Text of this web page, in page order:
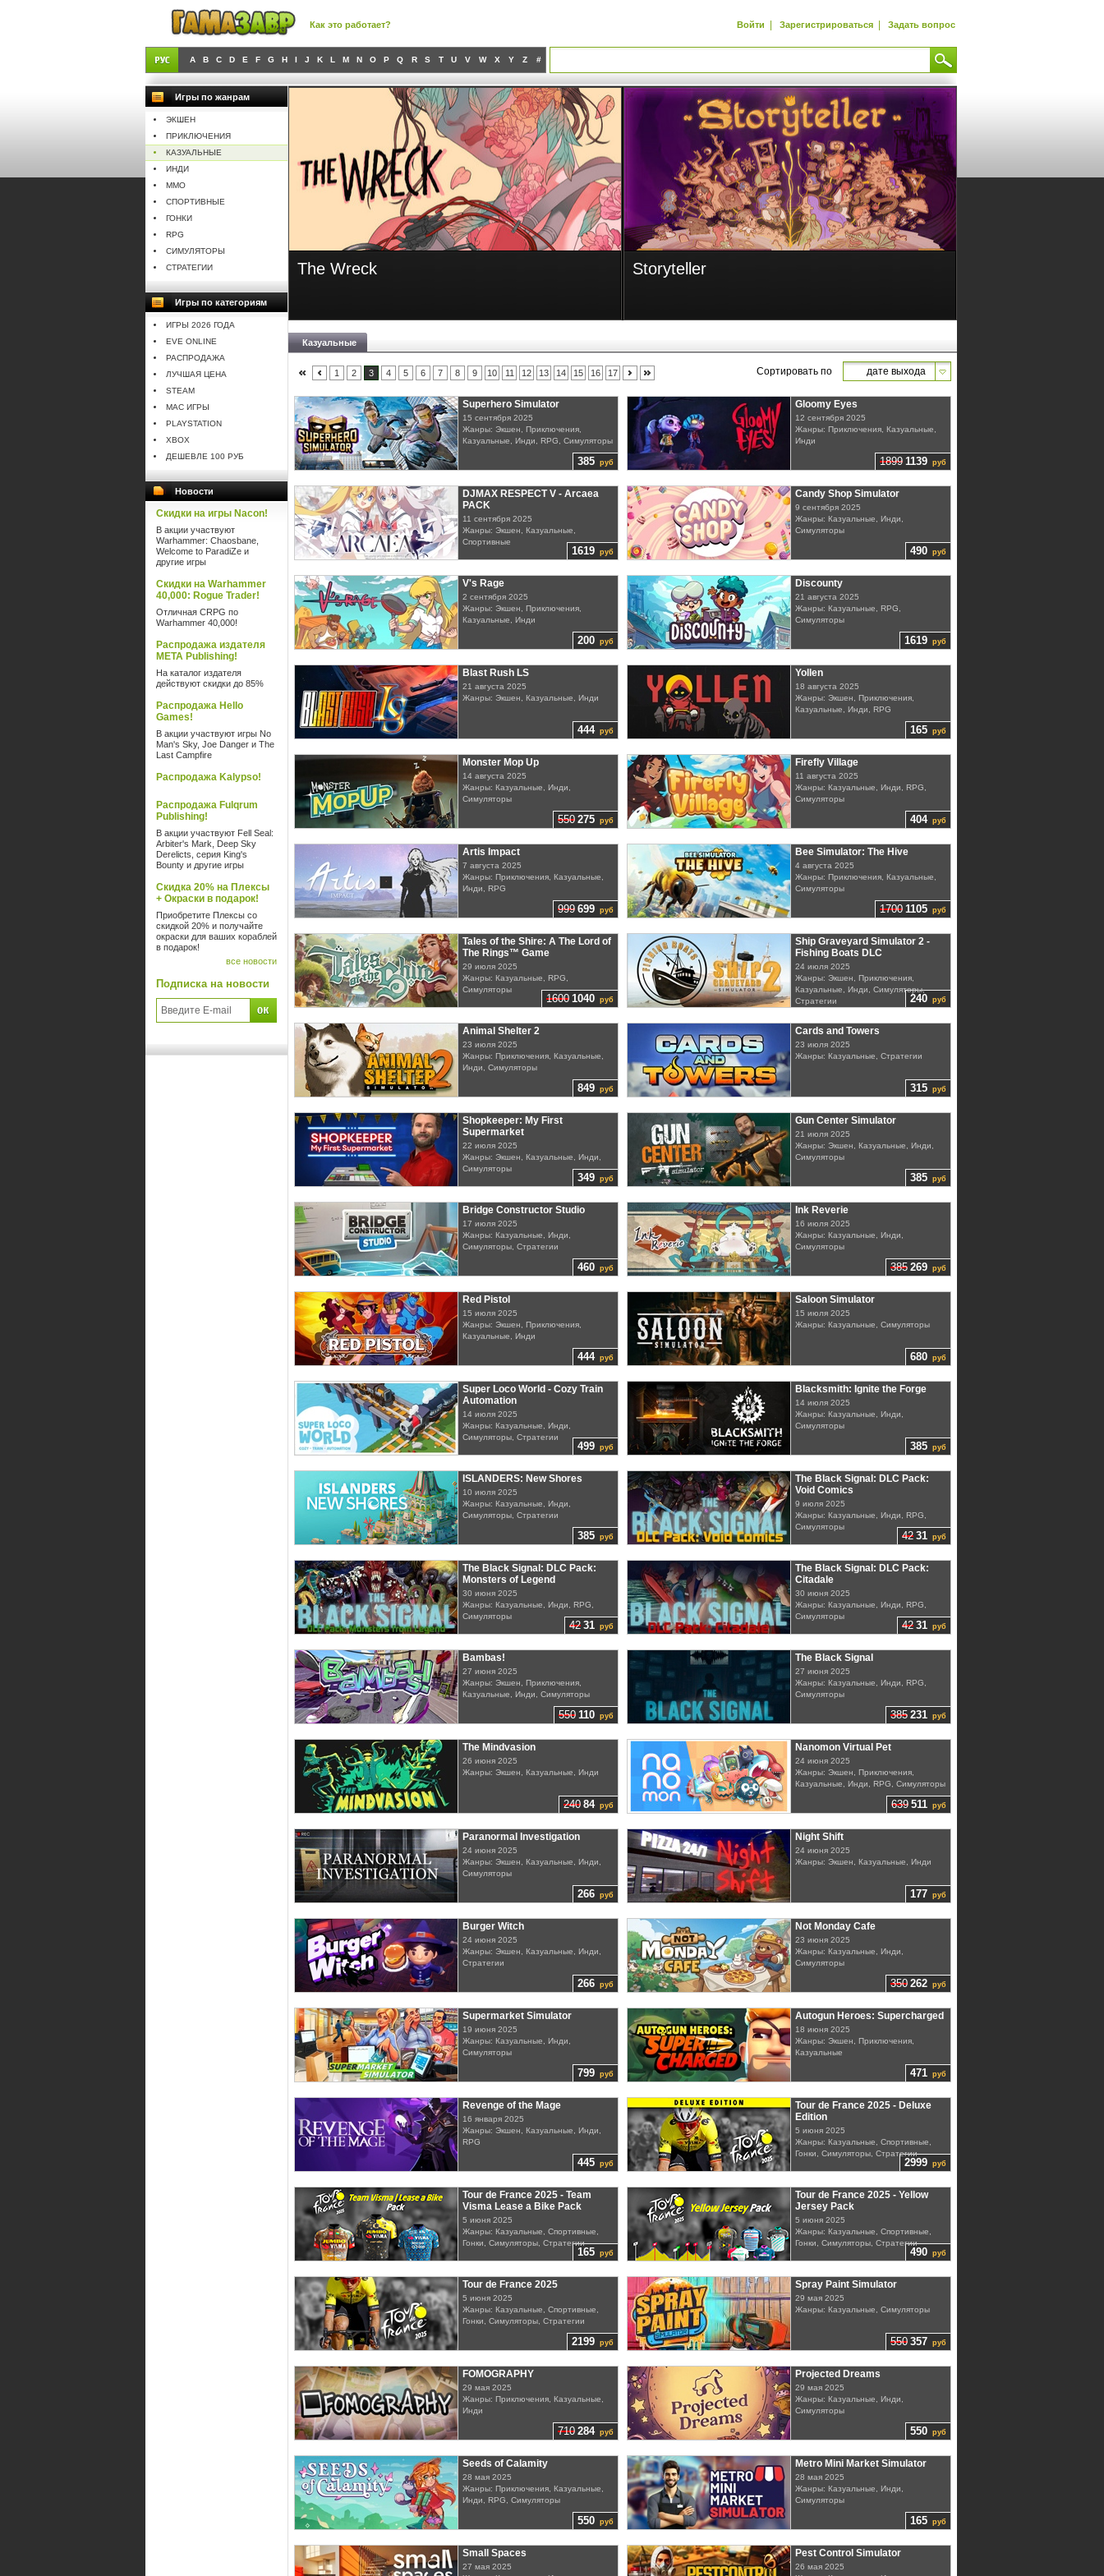
Как это работает? Войти | Зарегистрироваться | Задать вопрос
A B C D E F G H I J K L M N O P Q R S T U V W X Y Z #
Игры по жанрам
ЭКШЕН
ПРИКЛЮЧЕНИЯ
КАЗУАЛЬНЫЕ
ИНДИ
MMO
СПОРТИВНЫЕ
ГОНКИ
RPG
СИМУЛЯТОРЫ
СТРАТЕГИИ
Игры по категориям
ИГРЫ 2026 ГОДА
EVE ONLINE
РАСПРОДАЖА
ЛУЧШАЯ ЦЕНА
STEAM
MAC ИГРЫ
PLAYSTATION
XBOX
ДЕШЕВЛЕ 100 РУБ
Новости
Скидки на игры Nacon!
В акции участвуют
Warhammer: Chaosbane,
Welcome to ParadiZe и
другие игры
Скидки на Warhammer
40,000: Rogue Trader!
Отличная CRPG по
Warhammer 40,000!
Распродажа издателя
META Publishing!
На каталог издателя
действуют скидки до 85%
Распродажа Hello
Games!
В акции участвуют игры No
Man's Sky, Joe Danger и The
Last Campfire
Распродажа Kalypso!
Распродажа Fulqrum
Publishing!
В акции участвуют Fell Seal:
Arbiter's Mark, Deep Sky
Derelicts, серия King's
Bounty и другие игры
Скидка 20% на Плексы
+ Окраски в подарок!
Приобретите Плексы со
скидкой 20% и получайте
окраски для ваших кораблей
в подарок!
все новости
Подписка на новости
Storyteller Backfirewall_
Казуальные
1 2 3 4 5 6 7 8 9 10 11 12 13 14 15 16 17 Сортировать по дате выхода
385 руб
Superhero Simulator
15 сентября 2025
Жанры: Экшен, Приключения,
Казуальные, Инди, RPG, Симуляторы
1899 1139 руб
Gloomy Eyes
12 сентября 2025
Жанры: Приключения, Казуальные,
Инди
1619 руб
DJMAX RESPECT V - Arcaea
PACK
11 сентября 2025
Жанры: Экшен, Казуальные,
Спортивные
490 руб
Candy Shop Simulator
9 сентября 2025
Жанры: Казуальные, Инди,
Симуляторы
200 руб
V's Rage
2 сентября 2025
Жанры: Экшен, Приключения,
Казуальные, Инди
1619 руб
Discounty
21 августа 2025
Жанры: Казуальные, RPG,
Симуляторы
444руб
Blast Rush LS
21 августа 2025
Жанры: Экшен, Казуальные, Инди
165 руб
Yollen
18 августа 2025
Жанры: Экшен, Приключения,
Казуальные, Инди, RPG
550 275 руб
Monster Mop Up
14 августа 2025
Жанры: Казуальные, Инди,
Симуляторы
404руб
Firefly Village
11 августа 2025
Жанры: Казуальные, Инди, RPG,
Симуляторы
999 699 руб
Artis Impact
7 августа 2025
Жанры: Приключения, Казуальные,
Инди, RPG
1700 1105 руб
Bee Simulator: The Hive
4 августа 2025
Жанры: Приключения, Казуальные,
Симуляторы
1600 1040 руб
Tales of the Shire: A The Lord of
The Rings™ Game
29 июля 2025
Жанры: Казуальные, RPG,
Симуляторы
240 руб
Ship Graveyard Simulator 2 -
Fishing Boats DLC
24 июля 2025
Жанры: Экшен, Приключения,
Казуальные, Инди, Симуляторы,
Стратегии
849 руб
Animal Shelter 2
23 июля 2025
Жанры: Приключения, Казуальные,
Инди, Симуляторы
315 руб
Cards and Towers
23 июля 2025
Жанры: Казуальные, Стратегии
349 руб
Shopkeeper: My First
Supermarket
22 июля 2025
Жанры: Экшен, Казуальные, Инди,
Симуляторы
385 руб
Gun Center Simulator
21 июля 2025
Жанры: Экшен, Казуальные, Инди,
Симуляторы
460 руб
Bridge Constructor Studio
17 июля 2025
Жанры: Казуальные, Инди,
Симуляторы, Стратегии
385 269 руб
Ink Reverie
16 июля 2025
Жанры: Казуальные, Инди,
Симуляторы
444руб
Red Pistol
15 июля 2025
Жанры: Экшен, Приключения,
Казуальные, Инди
680 руб
Saloon Simulator
15 июля 2025
Жанры: Казуальные, Симуляторы
499 руб
Super Loco World - Cozy Train
Automation
14 июля 2025
Жанры: Казуальные, Инди,
Симуляторы, Стратегии
385 руб
Blacksmith: Ignite the Forge
14 июля 2025
Жанры: Казуальные, Инди,
Симуляторы
385 руб
ISLANDERS: New Shores
10 июля 2025
Жанры: Казуальные, Инди,
Симуляторы, Стратегии
42 31 руб
The Black Signal: DLC Pack:
Void Comics
9 июля 2025
Жанры: Казуальные, Инди, RPG,
Симуляторы
42 31 руб
The Black Signal: DLC Pack:
Monsters of Legend
30 июня 2025
Жанры: Казуальные, Инди, RPG,
Симуляторы
42 31 руб
The Black Signal: DLC Pack:
Citadale
30 июня 2025
Жанры: Казуальные, Инди, RPG,
Симуляторы
550 110 руб
Bambas!
27 июня 2025
Жанры: Экшен, Приключения,
Казуальные, Инди, Симуляторы
385 231 руб
The Black Signal
27 июня 2025
Жанры: Казуальные, Инди, RPG,
Симуляторы
240 84руб
The Mindvasion
26 июня 2025
Жанры: Экшен, Казуальные, Инди
639 511 руб
Nanomon Virtual Pet
24 июня 2025
Жанры: Экшен, Приключения,
Казуальные, Инди, RPG, Симуляторы
266 руб
Paranormal Investigation
24 июня 2025
Жанры: Экшен, Казуальные, Инди,
Симуляторы
177 руб
Night Shift
24 июня 2025
Жанры: Экшен, Казуальные, Инди
266 руб
Burger Witch
24 июня 2025
Жанры: Экшен, Казуальные, Инди,
Стратегии
350 262 руб
Not Monday Cafe
23 июня 2025
Жанры: Казуальные, Инди,
Симуляторы
799 руб
Supermarket Simulator
19 июня 2025
Жанры: Казуальные, Инди,
Симуляторы
471 руб
Autogun Heroes: Supercharged
18 июня 2025
Жанры: Экшен, Приключения,
Казуальные
445 руб
Revenge of the Mage
16 января 2025
Жанры: Экшен, Казуальные, Инди,
RPG
2999 руб
Tour de France 2025 - Deluxe
Edition
5 июня 2025
Жанры: Казуальные, Спортивные,
Гонки, Симуляторы, Стратегии
165 руб
Tour de France 2025 - Team
Visma Lease a Bike Pack
5 июня 2025
Жанры: Казуальные, Спортивные,
Гонки, Симуляторы, Стратегии
490 руб
Tour de France 2025 - Yellow
Jersey Pack
5 июня 2025
Жанры: Казуальные, Спортивные,
Гонки, Симуляторы, Стратегии
2199 руб
Tour de France 2025
5 июня 2025
Жанры: Казуальные, Спортивные,
Гонки, Симуляторы, Стратегии
550 357 руб
Spray Paint Simulator
29 мая 2025
Жанры: Казуальные, Симуляторы
710 284руб
FOMOGRAPHY
29 мая 2025
Жанры: Приключения, Казуальные,
Инди
550 руб
Projected Dreams
29 мая 2025
Жанры: Казуальные, Инди,
Симуляторы
550 руб
Seeds of Calamity
28 мая 2025
Жанры: Приключения, Казуальные,
Инди, RPG, Симуляторы
165 руб
Metro Mini Market Simulator
28 мая 2025
Жанры: Казуальные, Инди,
Симуляторы
Small Spaces
27 мая 2025
Pest Control Simulator
26 мая 2025